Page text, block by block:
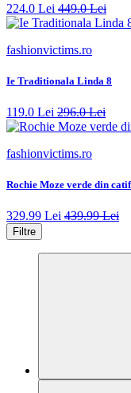
224.0 Lei 449.0 Lei
fashionvictims.ro
Ie Traditionala Linda 8
119.0 Lei 296.0 Lei
fashionvictims.ro
Rochie Moze verde din
329.99 Lei 439.99 Lei
Filtre